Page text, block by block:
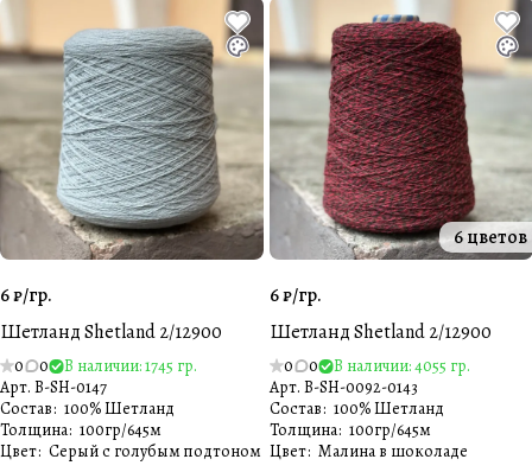
6 ₽/гр.
Шетланд Shetland 2/12900
0 0
В наличии: 1745 гр.
Арт. B-SH-0147
Состав: 100% Шетланд
Толщина: 100гр/645м
Цвет: Серый с голубым подтоном
6 цветов
6 ₽/гр.
Шетланд Shetland 2/12900
0 0
В наличии: 4055 гр.
Арт. B-SH-0092-0143
Состав: 100% Шетланд
Толщина: 100гр/645м
Цвет: Малина в шоколаде